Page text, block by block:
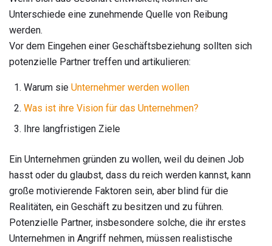
Unterschiede eine zunehmende Quelle von Reibung
werden.
Vor dem Eingehen einer Geschäftsbeziehung sollten sich
potenzielle Partner treffen und artikulieren:
Warum sie Unternehmer werden wollen
Was ist ihre Vision für das Unternehmen?
Ihre langfristigen Ziele
Ein Unternehmen gründen zu wollen, weil du deinen Job
hasst oder du glaubst, dass du reich werden kannst, kann
große motivierende Faktoren sein, aber blind für die
Realitäten, ein Geschäft zu besitzen und zu führen.
Potenzielle Partner, insbesondere solche, die ihr erstes
Unternehmen in Angriff nehmen, müssen realistische